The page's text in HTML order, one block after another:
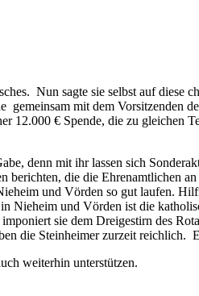
Nun sagte sie selbst auf diese
mit dem Vorsitzenden
12.000 € Spende, die zu gleichen
denn mit ihr lassen sich
die die Ehrenamtlichen
und Vörden so gut laufen.
und Vörden ist die
sie dem Dreigestirn des
die Steinheimer zurzeit reichlich.
weiterhin unterstützen.